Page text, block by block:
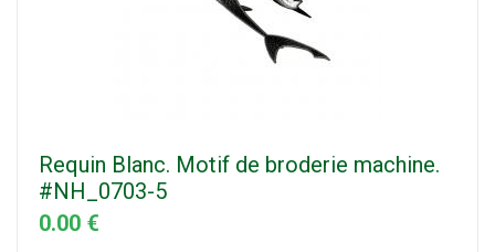
Requin Blanc. Motif de broderie machine.
#NH_0703-5
0.00 €